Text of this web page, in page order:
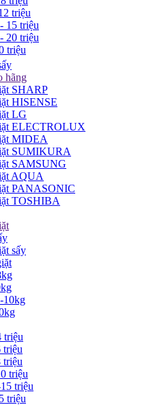
triệu
15 triệu
20 triệu
triệu
hãng
SHARP
HISENSE
LG
ELECTROLUX
MIDEA
SUMIKURA
SAMSUNG
AQUA
PANASONIC
TOSHIBA
sấy
10kg
triệu
triệu
triệu
triệu
triệu
triệu